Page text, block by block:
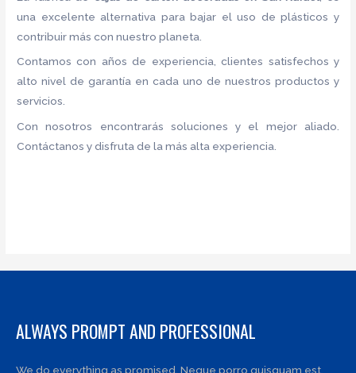
una excelente alternativa para bajar el uso de plásticos y
contribuir más con nuestro planeta.
Contamos con años de experiencia, clientes satisfechos y
alto nivel de garantía en cada uno de nuestros productos y
servicios.
Con nosotros encontrarás soluciones y el mejor aliado.
Contáctanos y disfruta de la más alta experiencia.
ALWAYS PROMPT AND PROFESSIONAL
We do everything as promised. Neque porro quisquam est,